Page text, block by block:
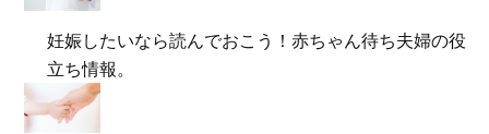
妊娠したいなら読んでおこう！赤ちゃん待ち夫婦の役
立ち情報。